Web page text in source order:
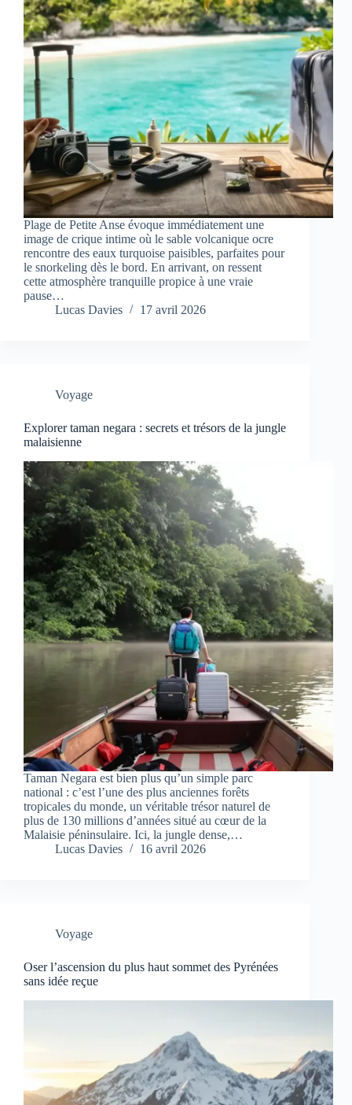
Plage de Petite Anse évoque immédiatement une
image de crique intime où le sable volcanique ocre
rencontre des eaux turquoise paisibles, parfaites pour
le snorkeling dès le bord. En arrivant, on ressent
cette atmosphère tranquille propice à une vraie
pause…
Lucas Davies
17 avril 2026
Voyage
Explorer taman negara : secrets et trésors de la jungle
malaisienne
Taman Negara est bien plus qu’un simple parc
national : c’est l’une des plus anciennes forêts
tropicales du monde, un véritable trésor naturel de
plus de 130 millions d’années situé au cœur de la
Malaisie péninsulaire. Ici, la jungle dense,…
Lucas Davies
16 avril 2026
Voyage
Oser l’ascension du plus haut sommet des Pyrénées
sans idée reçue